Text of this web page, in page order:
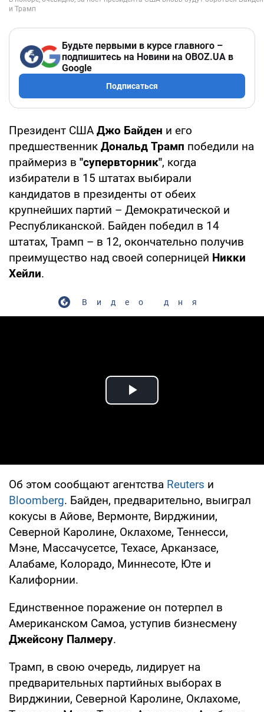
Будьте первыми в курсе главного –
подпишитесь на Новини на OBOZ.UA в
Google
Подписаться
Президент США Джо Байден и его
предшественник Дональд Трамп победили на
праймериз в "супервторник", когда
избиратели в 15 штатах выбирали
кандидатов в президенты от обеих
крупнейших партий – Демократической и
Республиканской. Байден победил в 14
штатах, Трамп – в 12, окончательно получив
преимущество над своей соперницей Никки
Хейли.
Видео дня
Play Video
Об этом сообщают агентства Reuters и
Bloomberg. Байден, предварительно, выиграл
кокусы в Айове, Вермонте, Вирджинии,
Северной Каролине, Оклахоме, Теннесси,
Мэне, Массачусетсе, Техасе, Арканзасе,
Алабаме, Колорадо, Миннесоте, Юте и
Калифорнии.
Единственное поражение он потерпел в
Американском Самоа, уступив бизнесмену
Джейсону Палмеру.
Трамп, в свою очередь, лидирует на
предварительных партийных выборах в
Вирджинии, Северной Каролине, Оклахоме,